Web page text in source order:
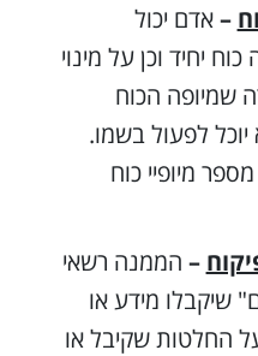
–אדם יכול
יחיד וכן על מינוי
שמיופה הכוח
לפעול בשמו.
מיופיי כוח
– הממנה רשאי
שיקבלו מידע או
החלטות שקיבל או